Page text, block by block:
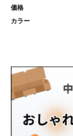
価格
カラー